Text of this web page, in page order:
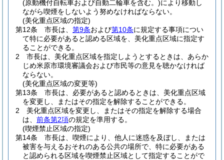
(原動機付自転車および自動二輪車を含む。)により移動し
ながら喫煙をしないよう努めなければならない。
(美化重点区域の指定)
第12条
市長は、 第9条および第10条に規定する事項につい
て特に必要があると認める区域を、美化重点区域に指定す
ることができる。
2
市長は、美化重点区域を指定しようとするときは、あらか
じめ米原市環境審議会および市民等の意見を聴かなければ
ならない。
(美化重点区域の変更等)
第13条
市長は、必要があると認めるときは、美化重点区域
を変更し、またはその指定を解除することができる。
2
美化重点区域を変更し、またはその指定を解除する場合
は、 前条第2項の規定を準用する。
(喫煙禁止区域の指定)
第14条
市長は、喫煙により、他人に迷惑を及ぼし、または
被害を与えるおそれのある公共の場所で、特に必要がある
と認められる区域を喫煙禁止区域として指定することがで